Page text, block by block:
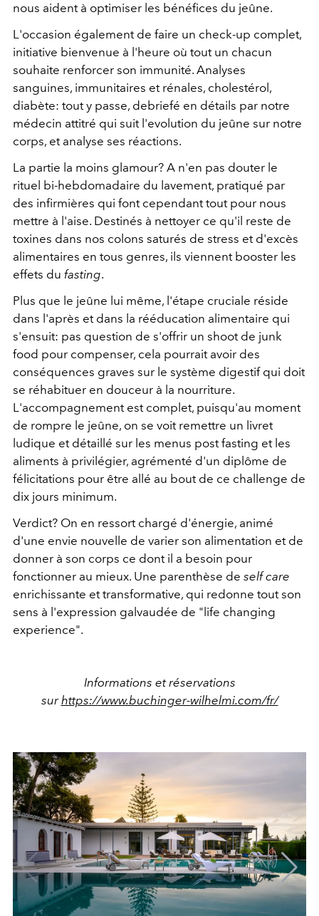
nous aident à optimiser les bénéfices du jeûne.
L'occasion également de faire un check-up complet,
initiative bienvenue à l'heure où tout un chacun
souhaite renforcer son immunité. Analyses
sanguines, immunitaires et rénales, cholestérol,
diabète: tout y passe, debriefé en détails par notre
médecin attitré qui suit l'evolution du jeûne sur notre
corps, et analyse ses réactions.
La partie la moins glamour? A n'en pas douter le
rituel bi-hebdomadaire du lavement, pratiqué par
des infirmières qui font cependant tout pour nous
mettre à l'aise. Destinés à nettoyer ce qu'il reste de
toxines dans nos colons saturés de stress et d'excès
alimentaires en tous genres, ils viennent booster les
effets du fasting.
Plus que le jeûne lui même, l'étape cruciale réside
dans l'après et dans la rééducation alimentaire qui
s'ensuit: pas question de s'offrir un shoot de junk
food pour compenser, cela pourrait avoir des
conséquences graves sur le système digestif qui doit
se réhabituer en douceur à la nourriture.
L'accompagnement est complet, puisqu'au moment
de rompre le jeûne, on se voit remettre un livret
ludique et détaillé sur les menus post fasting et les
aliments à privilégier, agrémenté d'un diplôme de
félicitations pour être allé au bout de ce challenge de
dix jours minimum.
Verdict? On en ressort chargé d'énergie, animé
d'une envie nouvelle de varier son alimentation et de
donner à son corps ce dont il a besoin pour
fonctionner au mieux. Une parenthèse de self care
enrichissante et transformative, qui redonne tout son
sens à l'expression galvaudée de "life changing
experience".
Informations et réservations
surhttps://www.buchinger-wilhelmi.com/fr/